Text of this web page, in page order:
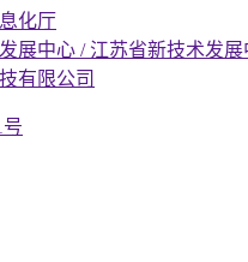
化厅
展中心 / 江苏省新技术发展
有限公司
号